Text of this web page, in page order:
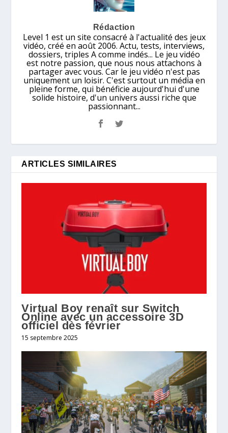
Rédaction
Level 1 est un site consacré à l'actualité des jeux
vidéo, créé en août 2006. Actu, tests, interviews,
dossiers, triples A comme indés... Le jeu vidéo
est notre passion, que nous nous attachons à
partager avec vous. Car le jeu vidéo n'est pas
uniquement un loisir. C'est surtout un média en
pleine forme, qui bénéficie aujourd'hui d'une
solide histoire, d'un univers aussi riche que
passionnant...
ARTICLES SIMILAIRES
Virtual Boy renaît sur Switch
Online avec un accessoire 3D
officiel dès février
15 septembre 2025